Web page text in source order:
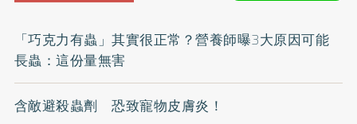
「巧克力有蟲」其實很正常？營養師曝3大原因可能
長蟲：這份量無害
含敵避殺蟲劑 恐致寵物皮膚炎！